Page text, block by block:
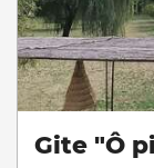
Gite "Ô